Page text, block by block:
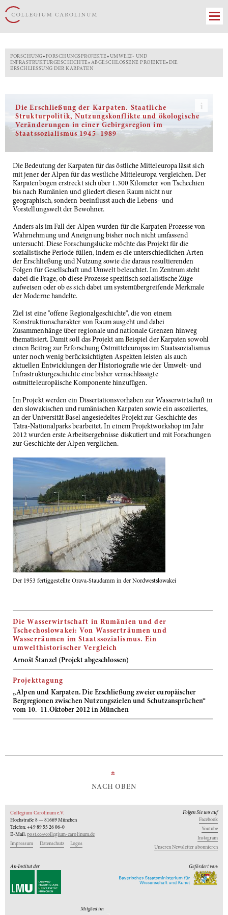
FORSCHUNG» FORSCHUNGSPROJEKTE» UMWELT- UND
INFRASTRUKTURGESCHICHTE» ABGESCHLOSSENE PROJEKTE» DIE
ERSCHLIESSUNG DER KARPATEN
Blick
den
Liptauer
Die Erschließung der Karpaten. Staatliche
Strukturpolitik, Nutzungskonflikte und ökologische
Veränderungen in einer Gebirgsregion im
Staatssozialismus 1945–1989
Die Bedeutung der Karpaten für das östliche Mitteleuropa lässt sich
mit jener der Alpen für das westliche Mitteleuropa vergleichen. Der
Karpatenbogen erstreckt sich über 1.300 Kilometer von Tschechien
bis nach Rumänien und gliedert diesen Raum nicht nur
geographisch, sondern beeinflusst auch die Lebens- und
Vorstellungswelt der Bewohner.
Anders als im Fall der Alpen wurden für die Karpaten Prozesse von
Wahrnehmung und Aneignung bisher noch nicht umfassend
untersucht. Diese Forschungslücke möchte das Projekt für die
sozialistische Periode füllen, indem es die unterschiedlichen Arten
der Erschließung und Nutzung sowie die daraus resultierenden
Folgen für Gesellschaft und Umwelt beleuchtet. Im Zentrum steht
dabei die Frage, ob diese Prozesse spezifisch sozialistische Züge
aufweisen oder ob es sich dabei um systemübergreifende Merkmale
der Moderne handelte.
Ziel ist eine "offene Regionalgeschichte", die von einem
Konstruktionscharakter von Raum ausgeht und dabei
Zusammenhänge über regionale und nationale Grenzen hinweg
thematisiert. Damit soll das Projekt am Beispiel der Karpaten sowohl
einen Beitrag zur Erforschung Ostmitteleuropas im Staatssozialismus
unter noch wenig berücksichtigten Aspekten leisten als auch
aktuellen Entwicklungen der Historiografie wie der Umwelt- und
Infrastrukturgeschichte eine bisher vernachlässigte
ostmitteleuropäische Komponente hinzufügen.
Im Projekt werden ein Dissertationsvorhaben zur Wasserwirtschaft in
den slowakischen und rumänischen Karpaten sowie ein assoziiertes,
an der Universität Basel angesiedeltes Projekt zur Geschichte des
Tatra-Nationalparks bearbeitet. In einem Projektworkshop im Jahr
2012 wurden erste Arbeitsergebnisse diskutiert und mit Forschungen
zur Geschichte der Alpen verglichen.
Der 1953 fertiggestellte Orava-Staudamm in der Nordwestslowakei
Die Wasserwirtschaft in Rumänien und der
Tschechoslowakei: Von Wasserträumen und
Wasserräumen im Staatssozialismus. Ein
umwelthistorischer Vergleich
Arnošt Štanzel (Projekt abgeschlossen)
Projekttagung
„Alpen und Karpaten. Die Erschließung zweier europäischer
Bergregionen zwischen Nutzungszielen und Schutzansprüchen“
vom 10.–11.Oktober 2012 in München
»
NACH OBEN
Collegium Carolinum e.V.
Hochstraße 8 — 81669 München
Telefon: +49 89 55 26 06-0
E-Mail:post.cc@collegium-carolinum.de
Impressum
Datenschutz Logos
Folgen Sie uns auf
Facebook
Youtube
Instagram
Unseren Newsletter abonnieren
An-Institut der Gefördert von:
Mitglied im